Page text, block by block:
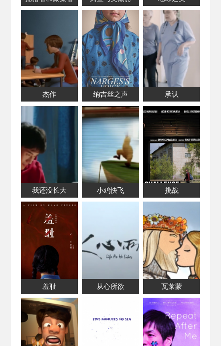
杰作 纳吉丝之声 承认
我还没长大 小鸡快飞 挑战
羞耻 从心所欲 瓦莱蒙